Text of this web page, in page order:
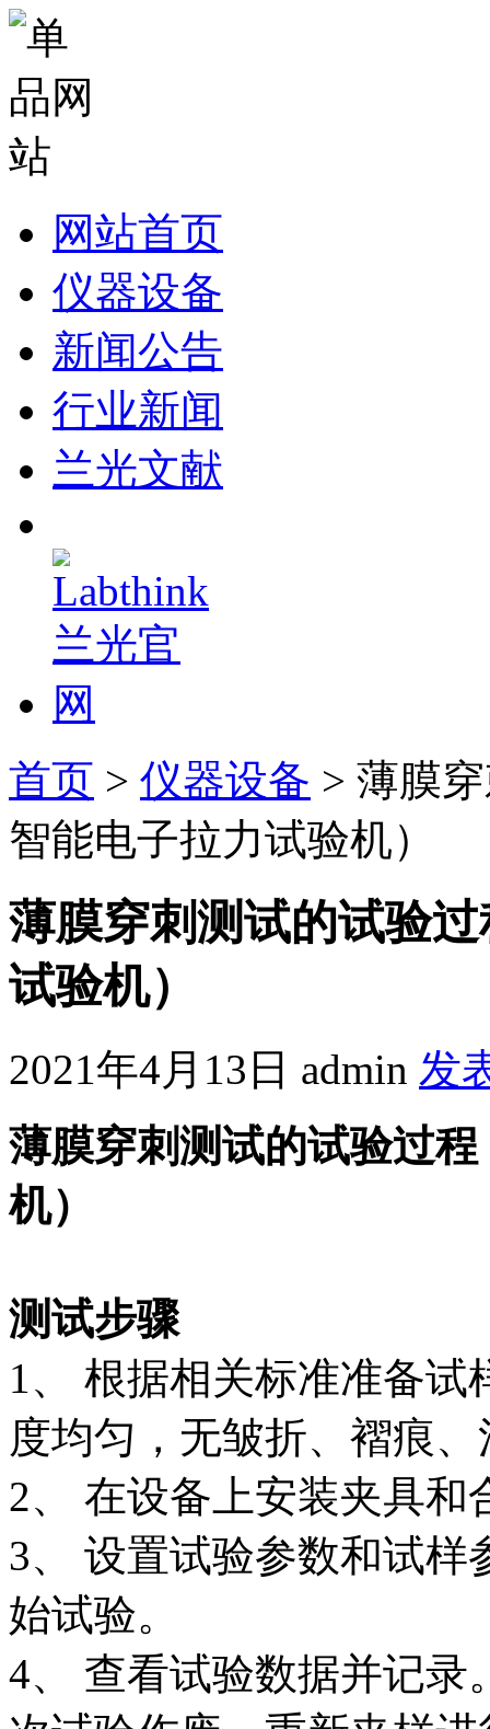
网站首页
仪器设备
新闻公告
行业新闻
兰光文献
首页 > 仪器设备 > 薄膜
智能电子拉力试验机）
薄膜穿刺测试的试验
试验机）
2021年4月13日 admin 发
薄膜穿刺测试的试验过
机）
测试步骤
1、 根据相关标准准备
度均匀，无皱折、褶痕
2、 在设备上安装夹具和
3、 设置试验参数和试
始试验。
4、 查看试验数据并记录